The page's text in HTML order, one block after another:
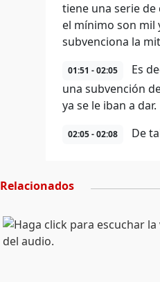
tiene una serie
el mínimo son mil
subvenciona la
01:51 - 02:05
Es
una subvención
ya se le iban a
02:05 - 02:08 De
Relacionados